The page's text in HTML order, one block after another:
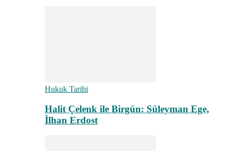
Hukuk Tarihi
Halit Çelenk ile Birgün: Süleyman Ege,
İlhan Erdost